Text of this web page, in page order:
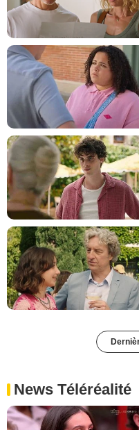
News Téléréalité